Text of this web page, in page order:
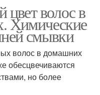
цвет волос в
Химические
смывки
волос в домашних
обесцвечиваются
но более